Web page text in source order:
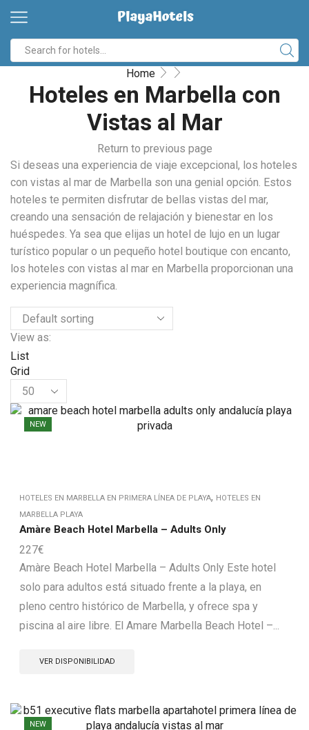
Home
Hoteles en Marbella con
Vistas al Mar
Return to previous page
Si deseas una experiencia de viaje excepcional, los hoteles
con vistas al mar de Marbella son una genial opción. Estos
hoteles te permiten disfrutar de bellas vistas del mar,
creando una sensación de relajación y bienestar en los
huéspedes. Ya sea que elijas un hotel de lujo en un lugar
turístico popular o un pequeño hotel boutique con encanto,
los hoteles con vistas al mar en Marbella proporcionan una
experiencia magnífica.
View as:
List
Grid
NEW
HOTELES EN MARBELLA EN PRIMERA LÍNEA DE PLAYA, HOTELES EN
MARBELLA PLAYA
Amàre Beach Hotel Marbella – Adults Only
227€
Amàre Beach Hotel Marbella – Adults Only Este hotel
solo para adultos está situado frente a la playa, en
pleno centro histórico de Marbella, y ofrece spa y
piscina al aire libre. El Amare Marbella Beach Hotel –...
VER DISPONIBILIDAD
NEW